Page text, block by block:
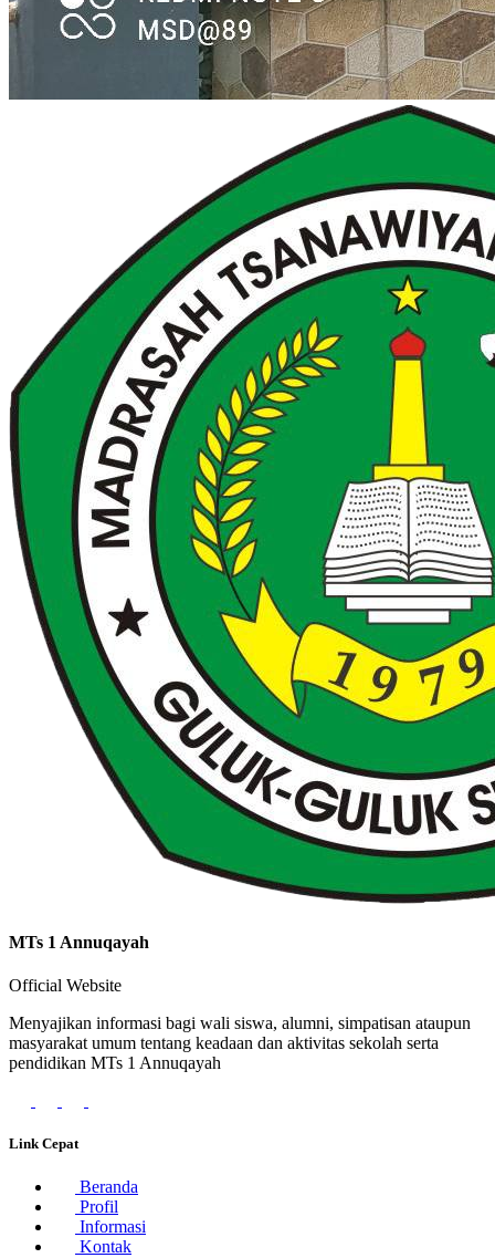
MTs 1 Annuqayah
Official Website
Menyajikan informasi bagi wali siswa, alumni, simpatisan ataupun
masyarakat umum tentang keadaan dan aktivitas sekolah serta
pendidikan MTs 1 Annuqayah
Link Cepat
Beranda
Profil
Informasi
Kontak